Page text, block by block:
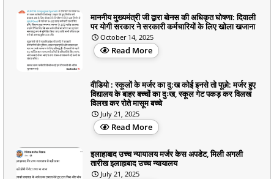
माननीय मुख्यमंत्री जी द्वारा बोनस की अधिकृत घोषणा: दिवाली
पर योगी सरकार ने सरकारी कर्मचारियों के लिए खोला खजाना
October 14, 2025
Read More
वीडियो : स्कूलों के मर्जर का दु:ख कोई इनसे तो पूछो: मर्जर हुए
विद्यालय के बाहर बच्चों का दुःख, स्कूल गेट पकड़ कर विलख
विलख कर रोते मासूम बच्चे
July 21, 2025
Read More
इलाहाबाद उच्च न्यायालय मर्जर केस अपडेट, मिली अगली
तारीख इलाहाबाद उच्च न्यायालय
July 21, 2025